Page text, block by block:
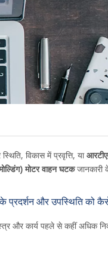
विकास में प्रवृत्ति, या
मोटर वाहन घटकजानकारी
के प्रदर्शन और उपस्थिति को
और कार्य पहले से कहीं अधिक